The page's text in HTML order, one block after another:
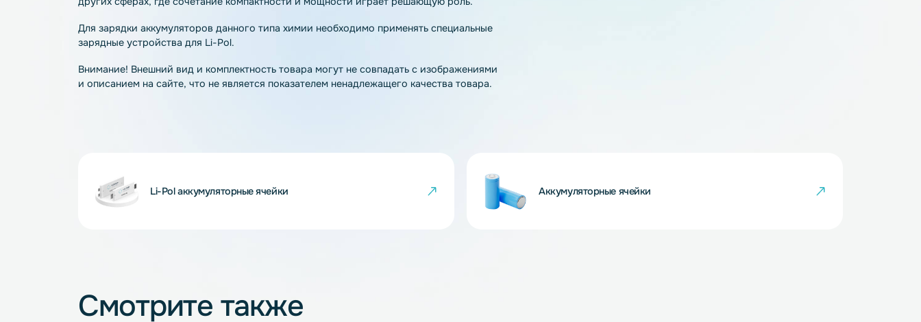
минимальному весу такие аккумуляторы стали незаменимыми для тонких гаджетов и
портативной электроники. Их ключевые преимущества включают высокую удельную
энергоемкость, высокие токи разряда и стабильность работы. Эти характеристики
приборостроении, робототехнике, авиамоделировании, беспилотных системах и
других сферах, где сочетание компактности и мощности играет решающую роль.
и описанием на сайте, что не является показателем ненадлежащего качества товара.
Li-Pol аккумуляторные ячейки